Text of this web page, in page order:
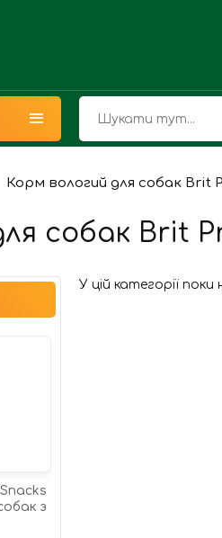
Корм вологий для собак Brit
собак Brit
з
У цій категорії